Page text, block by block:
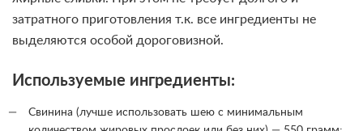
затратного приготовления т.к. все ингредиенты не
выделяются особой дороговизной.
Используемые ингредиенты:
Свинина (лучше использовать шею с минимальным